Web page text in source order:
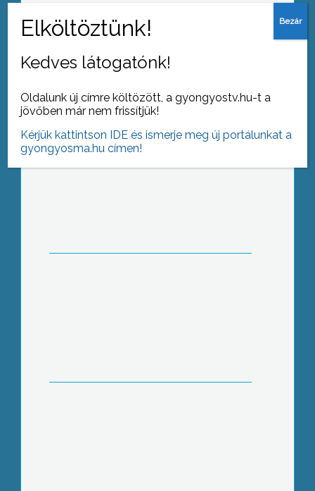
Kollégium vagy albérlet?
Jótékonysági hangverseny
Kedves látogatónk!
Oldalunk új címre költözött, a gyongyostv.hu-t a
jövőben már nem frissítjük!
Kérjük kattintson IDE és ismerje meg új portálunkat a
gyongyosma.hu címen!